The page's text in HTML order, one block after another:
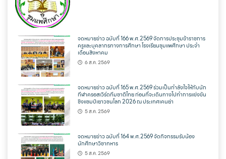
จดหมายข่าว ฉบับที่ 166 พ.ศ.2569 จัดการประชุมข้าราชการ
ครูและบุคลากรทางการศึกษา โรงเรียนชุมแพศึกษา ประจำ
เดือนสิงหาคม
6 ส.ค. 2569
จดหมายข่าว ฉบับที่ 165 พ.ศ.2569 ร่วมเป็นกำลังใจให้กับนัก
กีฬาครอสเวิร์ดทีมชาติไทย ก่อนที่จะเดินทางไปทำการแข่งขัน
ชิงแชมป์เยาวชนโลก 2026 ณ ประเทศเคนย่า
5 ส.ค. 2569
จดหมายข่าว ฉบับที่ 164 พ.ศ.2569 จัดกิจกรรมรับน้อง
นักศึกษาวิชาทหาร
5 ส.ค. 2569